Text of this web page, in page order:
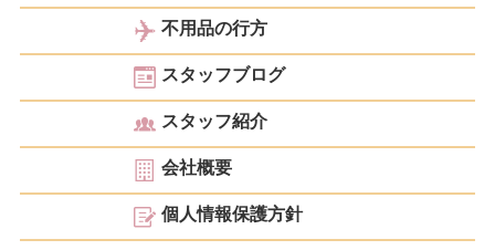
不用品の行方
スタッフブログ
スタッフ紹介
会社概要
個人情報保護方針